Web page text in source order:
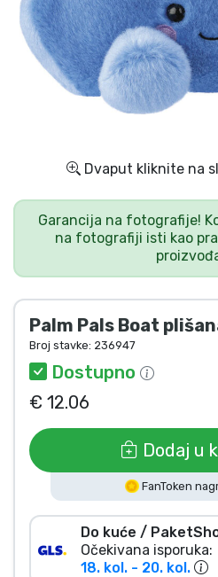
Dvaput kliknite na
Garancija na fotografije!
na fotografiji isti kao
Palm Pals Boat
Broj stavke: 236947
Dostupno
€ 12.06
Dodaj u
FanToken
Do kuće /
Očekivana isporuka:
18. kol. - 20. kol.
Dostava i plaćanje
TV serija proizvodi
Film proizvodi
Crtani proizvodi
Anime proizvodi
Gamer proizvodi
Glazbeni proizvodi
Marke